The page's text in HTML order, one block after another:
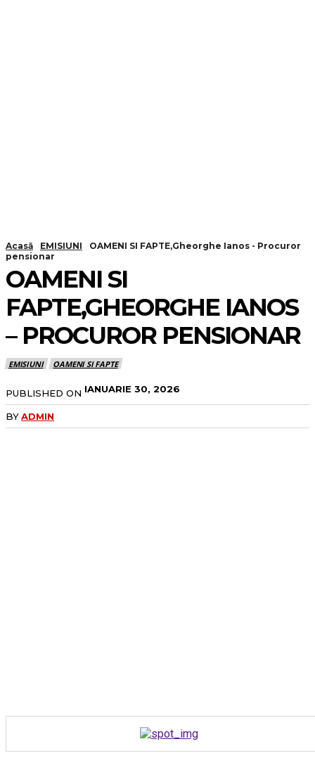
Acasă EMISIUNI
OAMENI SI FAPTE,Gheorghe Ianos - Procuror
pensionar
OAMENI SI
FAPTE,GHEORGHE IANOS
– PROCUROR PENSIONAR
EMISIUNI OAMENI SI FAPTE
PUBLISHED ON IANUARIE 30, 2026
BYADMIN